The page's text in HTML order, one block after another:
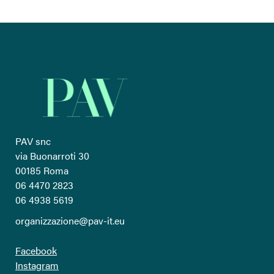
PAV snc
via Buonarroti 30
00185 Roma
06 4470 2823
06 4938 5619
organizzazione@pav-it.eu
Facebook
Instagram